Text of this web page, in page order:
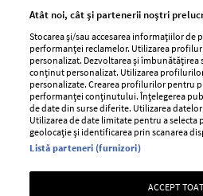
GSP
Unica
Baby
Retete
Pariază responsabil! Decizia
Jocurile de noroc sunt
Atât noi, cât și partenerii noștri
Stocarea și/sau accesarea informațiilor de
performanței reclamelor. Utilizarea
personalizat. Dezvoltarea și
conținut personalizat. Utilizarea
personalizate. Crearea profilurilor pentru
performanței conținutului. Înțelegerea
de date din surse diferite. Utilizarea
Utilizarea de date limitate pentru a selecta
geolocație și identificarea prin scanarea
Listă parteneri (furnizori)
ACCEPT